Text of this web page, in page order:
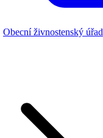
Obecní živnostenský úřad